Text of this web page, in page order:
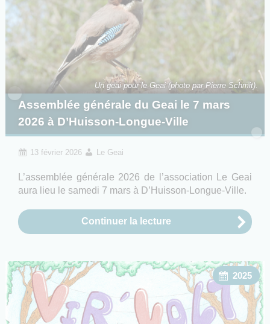
Un geai pour le Geai (photo par Pierre Schmit).
Assemblée générale du Geai le 7 mars
2026 à D’Huisson-Longue-Ville
13 février 2026 Le Geai
L’assemblée générale 2026 de l’association Le Geai
aura lieu le samedi 7 mars à D’Huisson-Longue-Ville.
Continuer la lecture
2025